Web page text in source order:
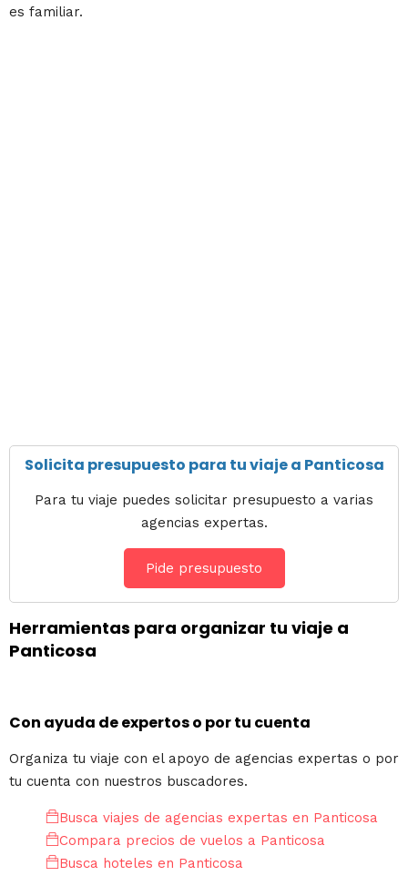
es familiar.
Solicita presupuesto para tu viaje a Panticosa
Para tu viaje puedes solicitar presupuesto a varias
agencias expertas.
Pide presupuesto
Herramientas para organizar tu viaje a
Panticosa
Con ayuda de expertos o por tu cuenta
Organiza tu viaje con el apoyo de agencias expertas o por
tu cuenta con nuestros buscadores.
Busca viajes de agencias expertas en Panticosa
Compara precios de vuelos a Panticosa
Busca hoteles en Panticosa